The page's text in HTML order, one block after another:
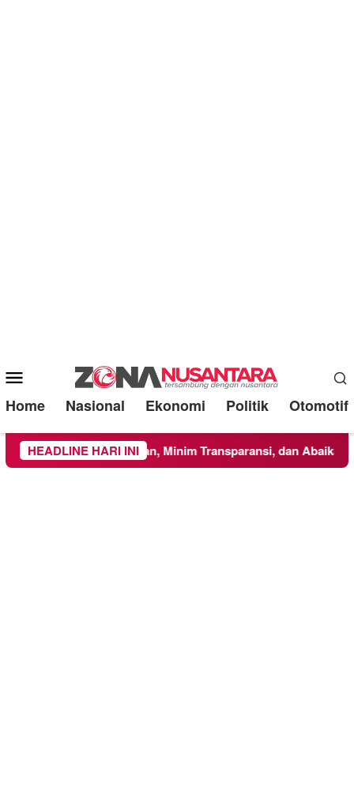
Mobile
Menu
Home Nasional Ekonomi Politik Otomotif
HEADLINE HARI INI
Asal-Asalan, Minim Transparansi, dan Abaikan K3